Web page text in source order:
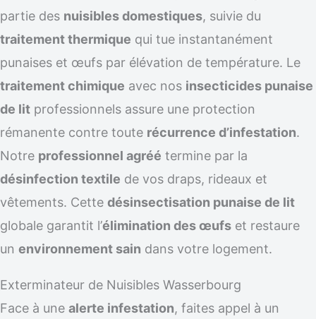
partie des nuisibles domestiques, suivie du
traitement thermique qui tue instantanément
punaises et œufs par élévation de température. Le
traitement chimique avec nos insecticides punaise
de lit professionnels assure une protection
rémanente contre toute récurrence d’infestation.
Notre professionnel agréé termine par la
désinfection textile de vos draps, rideaux et
vêtements. Cette désinsectisation punaise de lit
globale garantit l’élimination des œufs et restaure
un environnement sain dans votre logement.
Exterminateur de Nuisibles Wasserbourg
Face à une alerte infestation, faites appel à un